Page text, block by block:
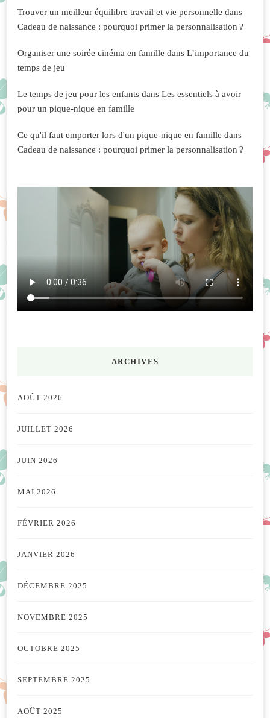
Trouver un meilleur équilibre travail et vie personnelle dans
Cadeau de naissance : pourquoi primer la personnalisation ?
Organiser une soirée cinéma en famille dans L’importance du
temps de jeu
Le temps de jeu pour les enfants dans Les essentiels à avoir
pour un pique-nique en famille
Ce qu'il faut emporter lors d'un pique-nique en famille dans
Cadeau de naissance : pourquoi primer la personnalisation ?
ARCHIVES
AOÛT 2026
JUILLET 2026
JUIN 2026
MAI 2026
FÉVRIER 2026
JANVIER 2026
DÉCEMBRE 2025
NOVEMBRE 2025
OCTOBRE 2025
SEPTEMBRE 2025
AOÛT 2025